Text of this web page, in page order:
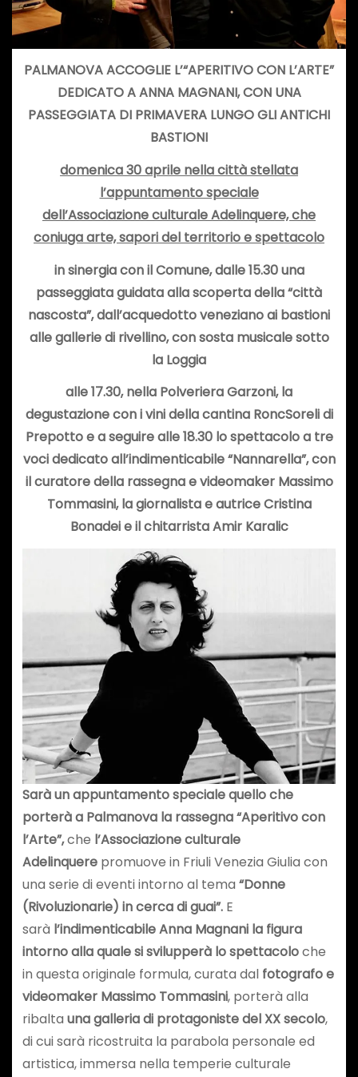
PALMANOVA ACCOGLIE L’“APERITIVO CON L’ARTE”
DEDICATO A ANNA MAGNANI, CON UNA
PASSEGGIATA DI PRIMAVERA LUNGO GLI ANTICHI
BASTIONI
domenica 30 aprile nella città stellata
l’appuntamento speciale
dell’AssociazioneculturaleAdelinquere, che
coniuga arte, sapori del territorio e spettacolo
in sinergia con il Comune, dalle 15.30 una
passeggiata guidata alla scoperta della “città
nascosta”, dall’acquedotto veneziano ai bastioni
alle gallerie di rivellino, con sosta musicale sotto
la Loggia
alle 17.30, nella Polveriera Garzoni, la
degustazionecon i vini della cantina RoncSoreli di
Prepotto e a seguirealle 18.30 lo spettacolo a tre
voci dedicato all’indimenticabile “Nannarella”, con
il curatore della rassegna e videomaker Massimo
Tommasini, la giornalista e autrice Cristina
Bonadei e il chitarrista Amir Karalic
Sarà un appuntamento speciale quello che
porterà a Palmanova la rassegna “Aperitivo con
l’Arte”,che l’Associazione culturale
Adelinquerepromuove in Friuli Venezia Giulia con
una serie di eventi intorno al tema “Donne
(Rivoluzionarie) in cerca di guai”.E
sarà l’indimenticabile Anna Magnani la figura
intorno alla quale si svilupperà lo spettacoloche
in questa originale formula, curata dal fotografo e
videomaker Massimo Tommasini, porterà alla
ribalta una galleria di protagoniste del XX secolo,
di cui sarà ricostruita la parabola personale ed
artistica, immersa nella temperie culturale